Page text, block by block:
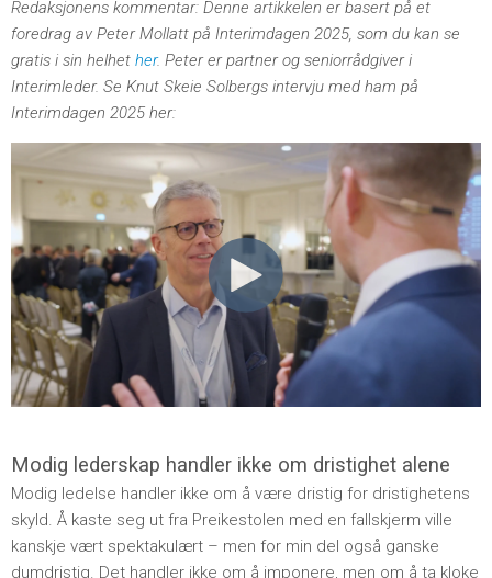
Redaksjonens kommentar: Denne artikkelen er basert på et
foredrag av Peter Mollatt på Interimdagen 2025, som du kan se
gratis i sin helhet her. Peter er partner og seniorrådgiver i
Interimleder. Se Knut Skeie Solbergs intervju med ham på
Interimdagen 2025 her:
Modig lederskap handler ikke om dristighet alene
Modig ledelse handler ikke om å være dristig for dristighetens
skyld. Å kaste seg ut fra Preikestolen med en fallskjerm ville
kanskje vært spektakulært – men for min del også ganske
dumdristig. Det handler ikke om å imponere, men om å ta kloke